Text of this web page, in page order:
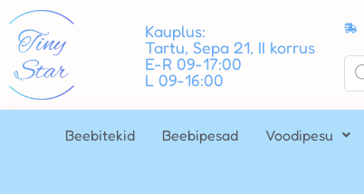
Kauplus:
Tartu, Sepa 21, II korrus
E-R 09-17:00
L 09-16:00
Beebitekid Beebipesad Voodipesu